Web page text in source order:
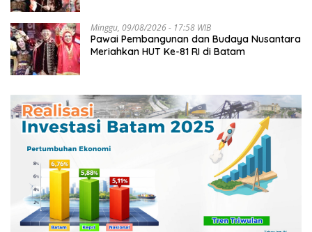
Minggu, 09/08/2026 - 17:58 WIB
Pawai Pembangunan dan Budaya Nusantara
Meriahkan HUT Ke-81 RI di Batam